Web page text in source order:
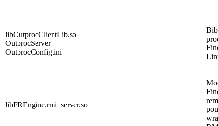
libOutprocClientLib.so
OutprocServer
OutprocConfig.ini
libFREngine.rmi_server.so